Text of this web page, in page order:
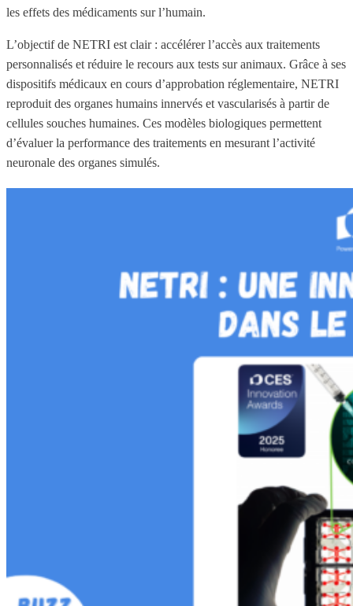
les effets des médicaments sur l’humain.
L’objectif de NETRI est clair : accélérer l’accès aux traitements
personnalisés et réduire le recours aux tests sur animaux. Grâce à ses
dispositifs médicaux en cours d’approbation réglementaire, NETRI
reproduit des organes humains innervés et vascularisés à partir de
cellules souches humaines. Ces modèles biologiques permettent
d’évaluer la performance des traitements en mesurant l’activité
neuronale des organes simulés.